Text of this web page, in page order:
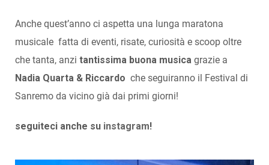
Anche quest’anno ci aspetta una lunga maratona
musicale fatta di eventi, risate, curiosità e scoop oltre
che tanta, anzi tantissima buona musica grazie a
Nadia Quarta & Riccardo che seguiranno il Festival di
Sanremo da vicino già dai primi giorni!
seguiteci anche su instagram!